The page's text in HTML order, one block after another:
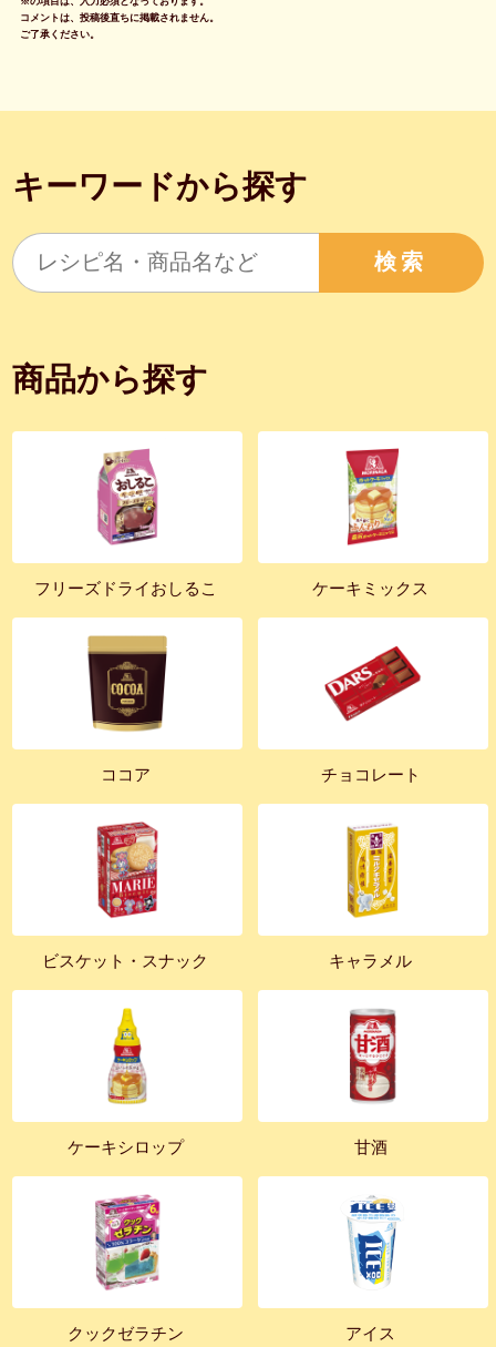
コメントは、投稿後直ちに掲載されません。
ご了承ください。
キーワードから探す
検索
商品から探す
フリーズドライおしるこ ケーキミックス
ココア チョコレート
ビスケット・スナック キャラメル
ケーキシロップ 甘酒
クックゼラチン アイス